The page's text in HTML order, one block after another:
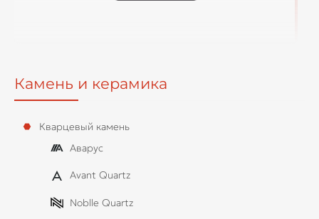
Камень и керамика
Кварцевый камень
Аварус
Avant Quartz
Noblle Quartz